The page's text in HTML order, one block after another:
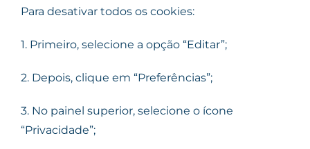
Para desativar todos os cookies:
1. Primeiro, selecione a opção “Editar”;
2. Depois, clique em “Preferências”;
3. No painel superior, selecione o ícone
“Privacidade”;